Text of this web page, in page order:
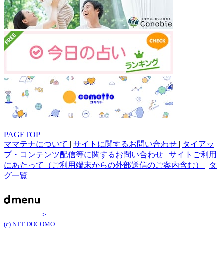
PAGETOP
ママテナについて | サイトに関するお問い合わせ | タイアッ
プ・コンテンツ配信等に関するお問い合わせ | サイトご利用
にあたって（ご利用端末からの外部送信のご案内含む） | タ
グ一覧
>
(c) NTT DOCOMO